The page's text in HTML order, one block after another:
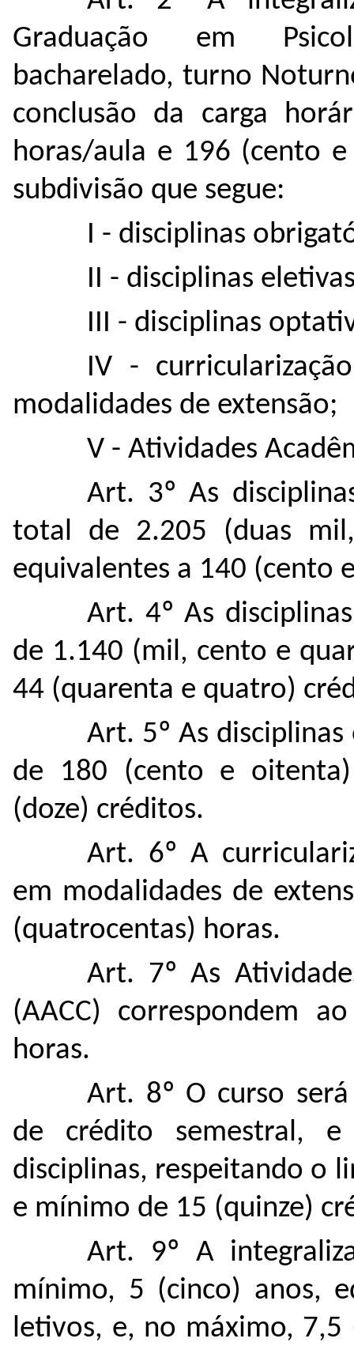
Graduação em
bacharelado, turno
conclusão da carga
horas/aula e 196 (cento
subdivisão que segue:
I - disciplinas
II - disciplinas
III - disciplinas
IV -
modalidades de extensão;
V - Atividades
Art. 3º As
total de 2.205 (duas
equivalentes a 140 (cento
Art. 4º As
de 1.140 (mil, cento e
44 (quarenta e quatro)
Art. 5º As
de 180 (cento e
(doze) créditos.
Art. 6º A
em modalidades de
(quatrocentas) horas.
Art. 7º As
(AACC) correspondem
horas.
Art. 8º O curso
de crédito semestral, e
disciplinas, respeitando o
e mínimo de 15 (quinze)
Art. 9º A
mínimo, 5 (cinco) anos,
letivos, e, no máximo, 7,5